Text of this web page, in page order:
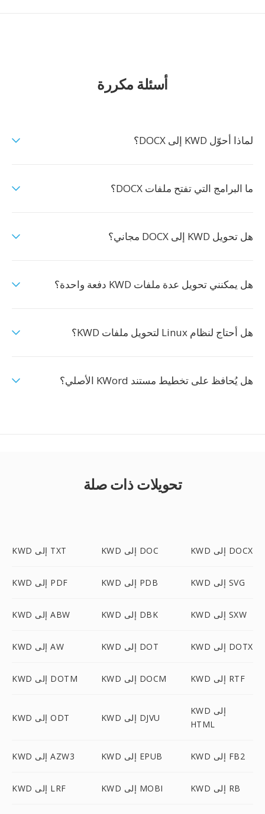
أسئلة مكررة
لماذا أحوّل KWD إلى DOCX؟
ما البرامج التي تفتح ملفات DOCX؟
هل تحويل KWD إلى DOCX مجاني؟
هل يمكنني تحويل عدة ملفات KWD دفعة واحدة؟
هل أحتاج لنظام Linux لتحويل ملفات KWD؟
هل يُحافظ على تخطيط مستند KWord الأصلي؟
تحويلات ذات صلة
KWD إلى TXT KWD إلى DOC KWD إلى DOCX
KWD إلى PDF KWD إلى PDB KWD إلى SVG
KWD إلى ABW KWD إلى DBK KWD إلى SXW
KWD إلى AW KWD إلى DOT KWD إلى DOTX
KWD إلى DOTM KWD إلى DOCM KWD إلى RTF
KWD إلى ODT KWD إلى DJVU
KWD إلى
HTML
KWD إلى AZW3 KWD إلى EPUB KWD إلى FB2
KWD إلى LRF KWD إلى MOBI KWD إلى RB